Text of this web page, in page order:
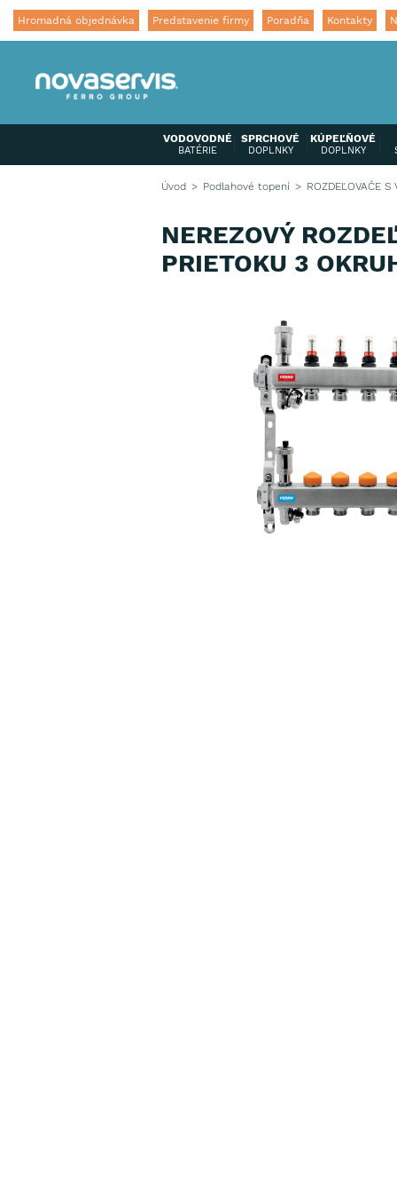
Hromadná objednávka Predstavenie firmy Poradňa Kontakty
VODOVODNÉ
BATÉRIE
SPRCHOVÉ
DOPLNKY
KÚPEĽŇOVÉ
DOPLNKY
Úvod Podlahové topení ROZDEĽOVAČE S
NEREZOVÝ
PRIETOKU 3